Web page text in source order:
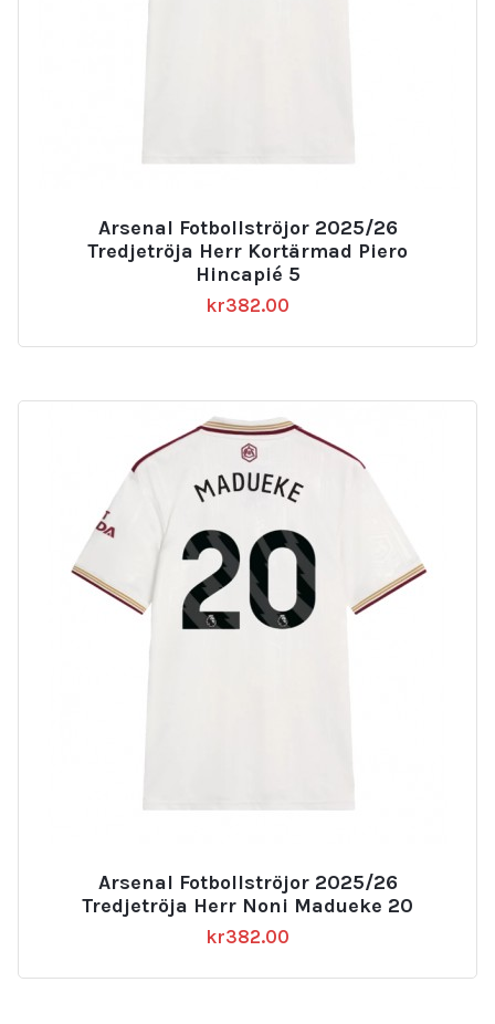
Arsenal Fotbollströjor 2025/26
Tredjetröja Herr Kortärmad Piero
Hincapié 5
kr382.00
Arsenal Fotbollströjor 2025/26
Tredjetröja Herr Noni Madueke 20
kr382.00